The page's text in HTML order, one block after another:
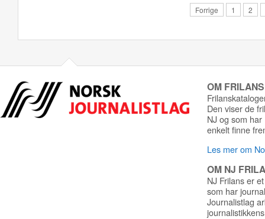
Forrige 1 2
OM
Den viser de
NJ og som
enkelt finne
Les mer om
OM NJ
NJ Frilans er
som har
Journalistlag